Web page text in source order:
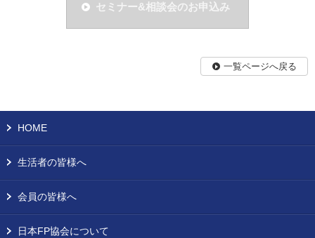
セミナー&相談会のお申込み
一覧ページへ戻る
HOME
生活者の皆様へ
会員の皆様へ
日本FP協会について